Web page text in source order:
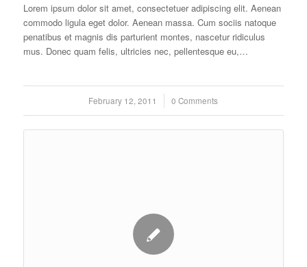
Lorem ipsum dolor sit amet, consectetuer adipiscing elit. Aenean
commodo ligula eget dolor. Aenean massa. Cum sociis natoque
penatibus et magnis dis parturient montes, nascetur ridiculus
mus. Donec quam felis, ultricies nec, pellentesque eu,…
February 12, 2011
/ 0 Comments